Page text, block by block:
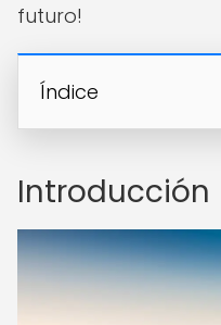
futuro!
Índice
Introducción